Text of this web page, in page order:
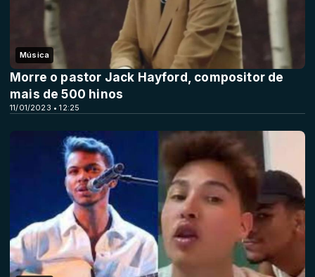
Música
11/01/2023 • 12:25
Morre o pastor Jack Hayford, compositor de
mais de 500 hinos